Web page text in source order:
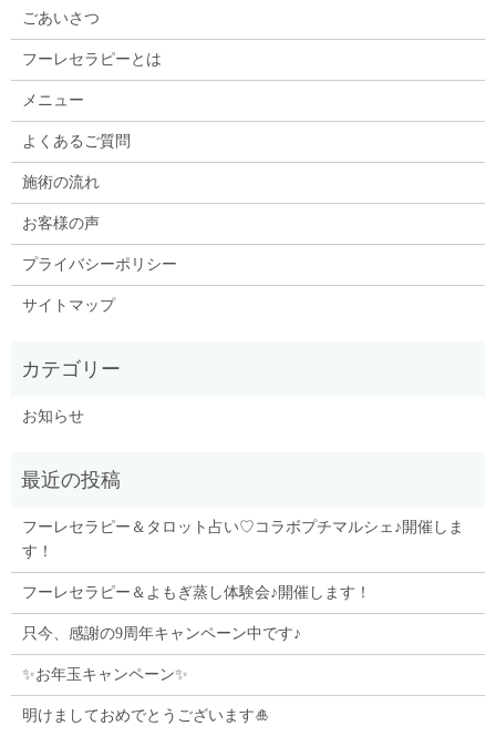
ごあいさつ
フーレセラピーとは
メニュー
よくあるご質問
施術の流れ
お客様の声
プライバシーポリシー
サイトマップ
お知らせ
フーレセラピー＆タロット占い♡コラボプチマルシェ♪開催しま
す！
フーレセラピー＆よもぎ蒸し体験会♪開催します！
只今、感謝の9周年キャンペーン中です♪
✨お年玉キャンペーン✨
明けましておめでとうございます🎍